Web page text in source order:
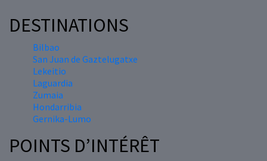
DESTINATIONS
Bilbao
San Juan de Gaztelugatxe
Lekeitio
Laguardia
Zumaia
Hondarribia
Gernika-Lumo
POINTS D’INTÉRÊT